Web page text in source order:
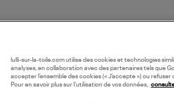
lulli-sur-la-toile.com utilise des cookies et technologies
analyses, en collaboration avec des partenaires tels que
accepter l’ensemble des cookies (« J’accepte ») ou
Pour en savoir plus sur l’utilisation de vos données,